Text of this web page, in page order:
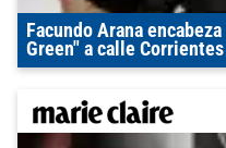
Facundo Arana
Green" a calle Corrientes